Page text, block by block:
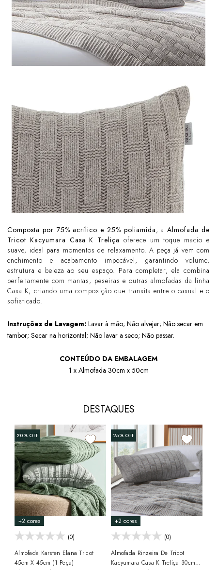
Composta por 75% acrílico e 25% poliamida, aAlmofada de
Tricot Kacyumara Casa K Treliça oferece um toque macio e
suave, ideal para momentos de relaxamento. A peça já vem com
enchimento e acabamento impecável, garantindo volume,
estrutura e beleza ao seu espaço. Para completar, ela combina
perfeitamente com mantas, peseiras e outras almofadas da linha
Casa K, criando uma composição que transita entre o casual e o
sofisticado.
Instruções de Lavagem: Lavar à mão; Não alvejar; Não secar em
tambor; Secar na horizontal; Não lavar a seco; Não passar.
CONTEÚDO DA EMBALAGEM
1 x Almofada 30cm x 50cm
DESTAQUES
20%OFF
+2 cores
(0)
Almofada Karsten Elana Tricot
45cm X 45cm (1 Peça)
25%OFF
+2 cores
(0)
Almofada Rinzeira De Tricot
Kacyumara Casa K Treliça 30cm X